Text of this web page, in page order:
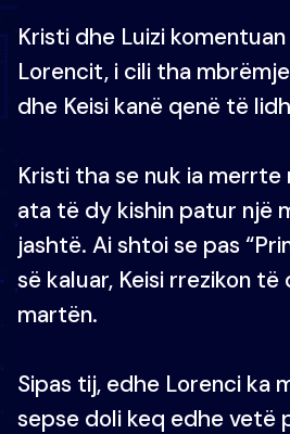
Kristi dhe Luizi
Lorencit, i cili tha
dhe Keisi kanë qenë të
Kristi tha se nuk ia merrte
ata të dy kishin patur një
jashtë. Ai shtoi se pas
së kaluar, Keisi rrezikon
martën.
Sipas tij, edhe Lorenci ka
sepse doli keq edhe vetë